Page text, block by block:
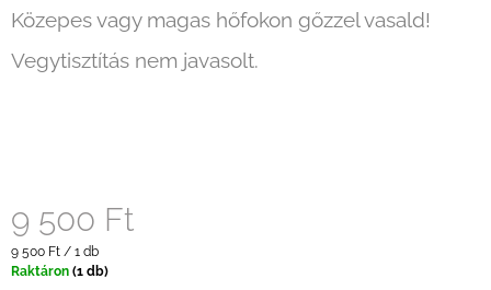
Közepes vagy magas hőfokon gőzzel vasald!
Vegytisztítás nem javasolt.
9 500 Ft
Egységár:
9 500 Ft / 1 db
Raktáron (1 db)